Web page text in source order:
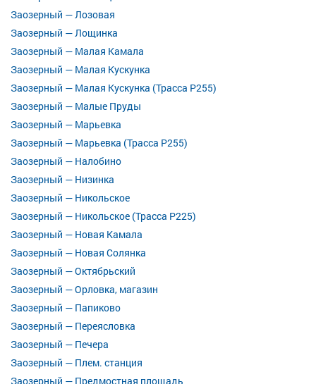
Заозерный — Лозовая
Заозерный — Лощинка
Заозерный — Малая Камала
Заозерный — Малая Кускунка
Заозерный — Малая Кускунка (Трасса Р255)
Заозерный — Малые Пруды
Заозерный — Марьевка
Заозерный — Марьевка (Трасса Р255)
Заозерный — Налобино
Заозерный — Низинка
Заозерный — Никольское
Заозерный — Никольское (Трасса Р225)
Заозерный — Новая Камала
Заозерный — Новая Солянка
Заозерный — Октябрьский
Заозерный — Орловка, магазин
Заозерный — Папиково
Заозерный — Переясловка
Заозерный — Печера
Заозерный — Плем. станция
Заозерный — Предмостная площадь